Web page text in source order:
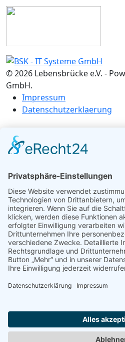
© 2026 Lebensbrücke e.V. -
GmbH.
Impressum
Datenschutzerklaerung
Lebensbrücke e.V.
Über uns
Unterstützen Sie uns
Downloads
Ambulant
Stationär
Sonstiges
Café KAOS
Café LaVita
Urlaub- und Freizatangebote
Aktuelles